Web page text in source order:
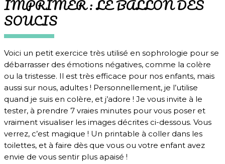
IMPRIMER : LE BALLON DES
SOUCIS
Voici un petit exercice très utilisé en sophrologie pour se
débarrasser des émotions négatives, comme la colère
ou la tristesse. Il est très efficace pour nos enfants, mais
aussi sur nous, adultes ! Personnellement, je l’utilise
quand je suis en colère, et j’adore ! Je vous invite à le
tester, à prendre 7 vraies minutes pour vous poser et
vraiment visualiser les images décrites ci-dessous. Vous
verrez, c’est magique ! Un printable à coller dans les
toilettes, et à faire dès que vous ou votre enfant avez
envie de vous sentir plus apaisé !